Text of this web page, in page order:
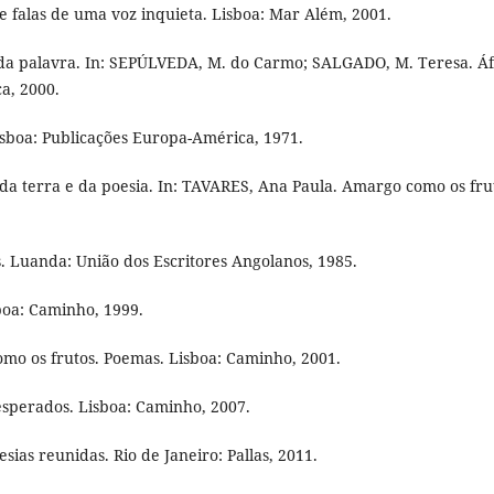
de uma voz inquieta. Lisboa: Mar Além, 2001.
palavra. In: SEPÚLVEDA, M. do Carmo; SALGADO, M. Teresa.
2000.
Publicações Europa-América, 1971.
terra e da poesia. In: TAVARES, Ana Paula. Amargo como os
Luanda: União dos Escritores Angolanos, 1985.
Caminho, 1999.
os frutos. Poemas. Lisboa: Caminho, 2001.
Lisboa: Caminho, 2007.
reunidas. Rio de Janeiro: Pallas, 2011.